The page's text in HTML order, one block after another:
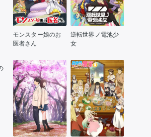
モンスター娘のお
医者さん
逆転世界ノ電池少
女